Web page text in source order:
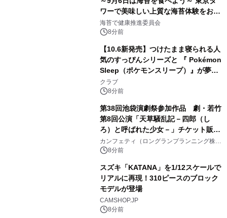
シを捕まえたり、虫と戦ったり…」
ワーで美味しい上質な海苔体験をお届
けします！
海苔で健康推進委員会
8分前
【10.6新発売】つけたまま寝られる人
気のすっぴんシリーズと 『 Pokémon
Sleep（ポケモンスリープ）』が夢の
コラボレーション！
クラブ
8分前
第38回池袋演劇祭参加作品 劇・若竹
第8回公演「天草騒乱記－四郎（し
ろ）と呼ばれた少女－」チケット販売
開始
カンフェティ（ロングランプランニング株式
会社）
8分前
スズキ「KATANA」を1/12スケールで
リアルに再現！310ピースのブロック
モデルが登場
CAMSHOP.JP
8分前